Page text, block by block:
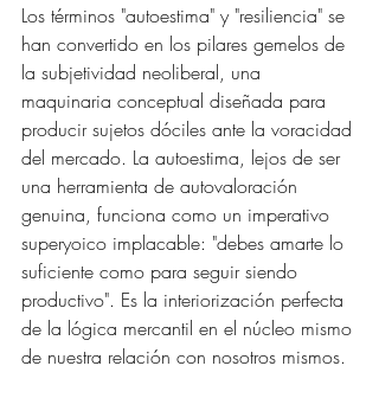
Los términos "autoestima" y "resiliencia" se
han convertido en los pilares gemelos de
la subjetividad neoliberal, una
maquinaria conceptual diseñada para
producir sujetos dóciles ante la voracidad
del mercado. La autoestima, lejos de ser
una herramienta de autovaloración
genuina, funciona como un imperativo
superyoico implacable: "debes amarte lo
suficiente como para seguir siendo
productivo". Es la interiorización perfecta
de la lógica mercantil en el núcleo mismo
de nuestra relación con nosotros mismos.